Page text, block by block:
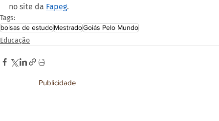
no site da Fapeg.
Tags:
bolsas de estudoMestradoGoiás Pelo Mundo
Educação
Publicidade